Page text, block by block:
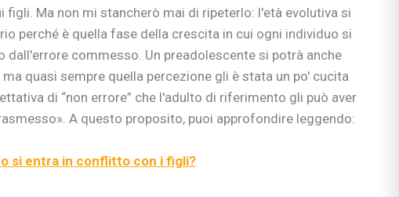
speciali
infanzia
e apprendimento
figli. Ma non mi stancherò mai di ripeterlo: l'età evolutiva si
perché è quella fase della crescita in cui ogni individuo si
dall'errore commesso. Un preadolescente si potrà anche
quasi sempre quella percezione gli è stata un po' cucita
di “non errore” che l'adulto di riferimento gli può aver
A questo proposito, puoi approfondire leggendo:
si entra in conflitto con i figli?